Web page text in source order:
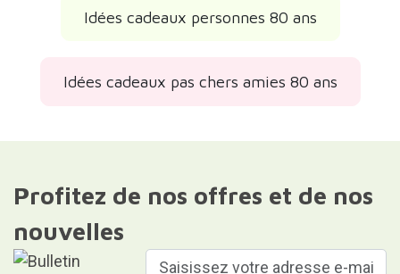
Idées cadeaux personnes 80 ans
Idées cadeaux pas chers amies 80 ans
Profitez de nos offres et de nos
nouvelles